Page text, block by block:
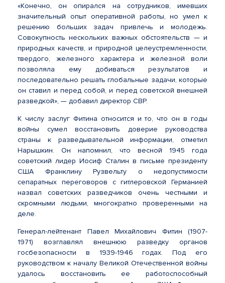
«Конечно, он опирался на сотрудников, имевших
значительный опыт оперативной работы, но умел к
решению больших задач привлечь и молодежь.
Совокупность нескольких важных обстоятельств — и
природных качеств, и природной целеустремленности,
твердого, железного характера и железной воли
позволяла ему добиваться результатов и
последовательно решать глобальные задачи, которые
он ставил и перед собой, и перед советской внешней
разведкой», — добавил директор СВР.
К числу заслуг Фитина относится и то, что он в годы
войны сумел восстановить доверие руководства
страны к разведывательной информации, отметил
Нарышкин. Он напомнил, что весной 1945 года
советский лидер Иосиф Сталин в письме президенту
США Франклину Рузвельту о недопустимости
сепаратных переговоров с гитлеровской Германией
назвал советских разведчиков очень честными и
скромными людьми, многократно проверенными на
деле.
Генерал-лейтенант Павел Михайлович Фитин (1907-
1971) возглавлял внешнюю разведку органов
госбезопасности в 1939-1946 годах. Под его
руководством к началу Великой Отечественной войны
удалось восстановить ее работоспособный